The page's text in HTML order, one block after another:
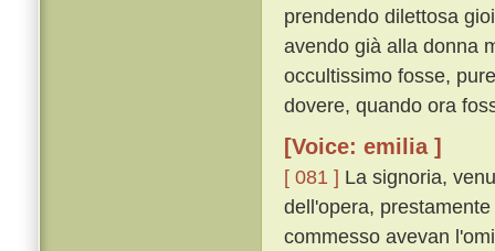
prendendo dilettosa
avendo già alla donna
occultissimo fosse,
dovere, quando ora
[Voice: emilia ]
[ 081 ] La signoria,
dell'opera,
commesso avevan